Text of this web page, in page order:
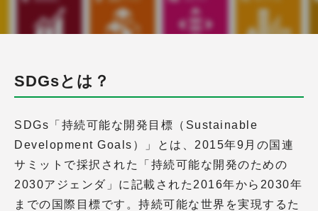
SDGsとは？
SDGs「持続可能な開発目標（Sustainable
Development Goals）」とは、2015年9月の国連
サミットで採択された「持続可能な開発のための
2030アジェンダ」に記載された2016年から2030年
までの国際目標です。持続可能な世界を実現するた